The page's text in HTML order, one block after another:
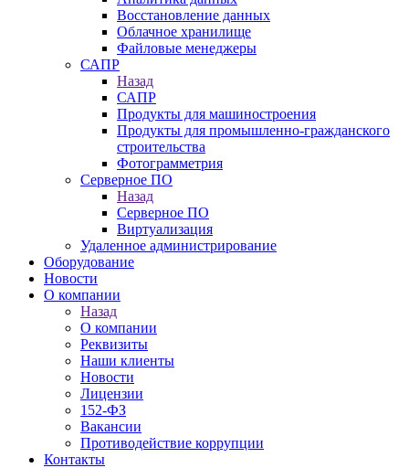
Восстановление данных
Облачное хранилище
Файловые менеджеры
САПР
Назад
САПР
Продукты для машиностроения
Продукты для промышленно-гражданского
строительства
Фотограмметрия
Серверное ПО
Назад
Серверное ПО
Виртуализация
Удаленное администрирование
Оборудование
Новости
О компании
Назад
О компании
Реквизиты
Наши клиенты
Новости
Лицензии
152-ФЗ
Вакансии
Противодействие коррупции
Контакты